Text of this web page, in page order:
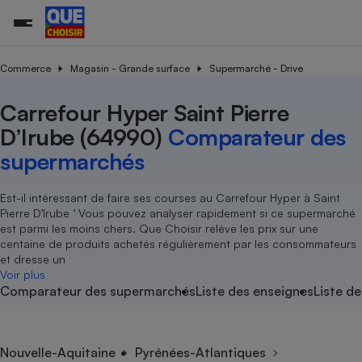
Commerce Magasin - Grande surface Supermarché - Drive
Carrefour Hyper Saint Pierre
D’Irube (64990) Comparateur des
supermarchés
Est-il intéressant de faire ses courses au Carrefour Hyper à Saint
Pierre D’Irube ’ Vous pouvez analyser rapidement si ce supermarché
est parmi les moins chers. Que Choisir relève les prix sur une
centaine de produits achetés régulièrement par les consommateurs
et dresse un
Voir plus
Comparateur des supermarchésListe des enseignesListe
Nouvelle-Aquitaine
Pyrénées-Atlantiques
Agriculture
Produit alimentaire
Achat - Vente - Location
Carburant
Magasin - Grande surface
Marketing - Fidélisation
Organismes de défense
Système judiciairegratuit
Air
Eau
Achat - Vente - Travaux
Location
Sport
Vacances - Tourisme
électrique
Démarche administrative
Senior
Service marchand
Train
Transport aérien
Toutes les actualités
Enquêtes
Guides d'achat
Conseils
Brèves
Tous les services
Soumettre un litige
Lettres types
Rencontrer une association locale
Tous nos combats
Nos actions
Nos grandes victoires
Les billets de la présidente
Nos associations locales
Nous rejoindre
En savoir plus sur Que Choisir Ensemble
?
L’association
Nos missions
Notre méthodologie
Notre financement
Nos partenaires
Nous rejoindre